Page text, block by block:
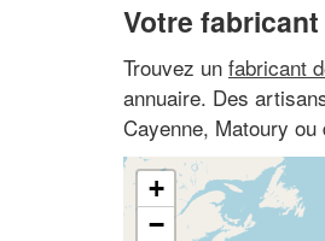
Votre
Trouvez un fabricant
annuaire. Des
Cayenne, Matoury
+
−